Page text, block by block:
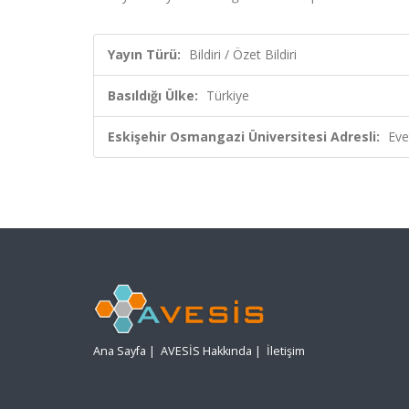
Yayın Türü: Bildiri / Özet Bildiri
Basıldığı Ülke: Türkiye
Eskişehir Osmangazi Üniversitesi Adresli:
Ana Sayfa | AVESİS Hakkında | İletişim